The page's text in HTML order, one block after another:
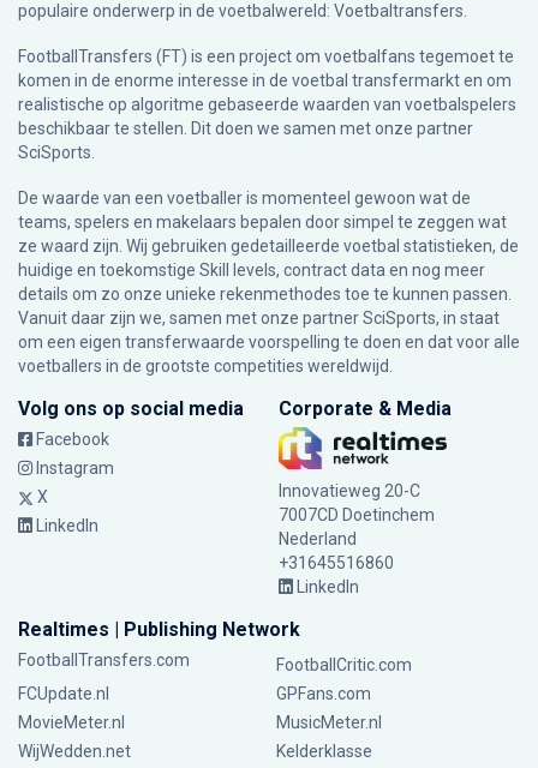
populaire onderwerp in de voetbalwereld: Voetbaltransfers.
FootballTransfers (FT) is een project om voetbalfans tegemoet te
komen in de enorme interesse in de voetbal transfermarkt en om
realistische op algoritme gebaseerde waarden van voetbalspelers
beschikbaar te stellen. Dit doen we samen met onze partner
SciSports
De waarde van een voetballer is momenteel gewoon wat de
teams, spelers en makelaars bepalen door simpel te zeggen wat
ze waard zijn. Wij gebruiken gedetailleerde voetbal statistieken, de
huidige en toekomstige Skill levels, contract data en nog meer
details om zo onze unieke rekenmethodes toe te kunnen passen.
Vanuit daar zijn we, samen met onze partner SciSports, in staat
om een eigen transferwaarde voorspelling te doen en dat voor alle
voetballers in de grootste competities wereldwijd.
Volg ons op social media
Facebook
Instagram
X
LinkedIn
Corporate & Media
Innovatieweg 20-C
7007CD Doetinchem
Nederland
+31645516860
LinkedIn
Realtimes | Publishing Network
FootballTransfers.com
FootballCritic.com
FCUpdate.nl
GPFans.com
MovieMeter.nl
MusicMeter.nl
WijWedden.net
Kelderklasse